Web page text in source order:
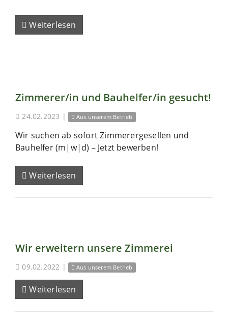
Weiterlesen
Zimmerer/in und Bauhelfer/in gesucht!
24.02.2023 | Aus unserem Betrieb
Wir suchen ab sofort Zimmerergesellen und
Bauhelfer (m|w|d) – Jetzt bewerben!
Weiterlesen
Wir erweitern unsere Zimmerei
09.02.2022 | Aus unserem Betrieb
Weiterlesen